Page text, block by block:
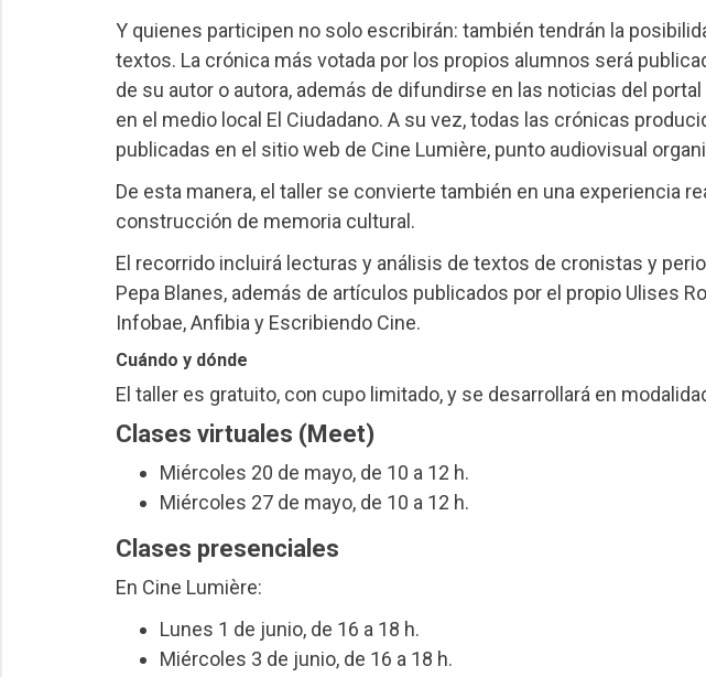
Y quienes participen no solo escribirán: también tendrán la
textos. La crónica más votada por los propios alumnos será
de su autor o autora, además de difundirse en las noticias del
en el medio local El Ciudadano. A su vez, todas las crónicas
publicadas en el sitio web de Cine Lumière, punto audiovisual
De esta manera, el taller se convierte también en una experiencia
construcción de memoria cultural.
El recorrido incluirá lecturas y análisis de textos de cronistas y
Pepa Blanes, además de artículos publicados por el propio Ulises
Infobae, Anfibia y Escribiendo Cine.
Cuándo y dónde
El taller es gratuito, con cupo limitado, y se desarrollará en
Clases virtuales (Meet)
Miércoles 20 de mayo, de 10 a 12 h.
Miércoles 27 de mayo, de 10 a 12 h.
Clases presenciales
En Cine Lumière:
Lunes 1 de junio, de 16 a 18 h.
Miércoles 3 de junio, de 16 a 18 h.